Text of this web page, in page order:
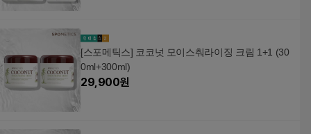
[스포메틱스] 코코넛 모이스춰라이징 크림 1+1 (30
0ml+300ml)
29,900원